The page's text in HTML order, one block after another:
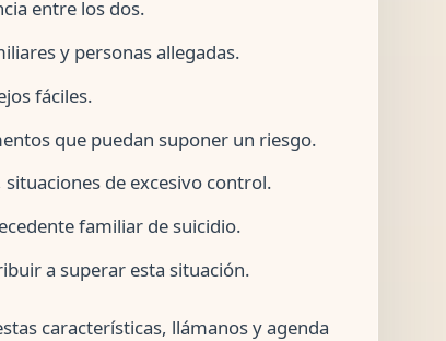
entre los dos.
y personas allegadas.
fáciles.
que puedan suponer un riesgo.
de excesivo control.
familiar de suicidio.
a superar esta situación.
características, llámanos y agenda